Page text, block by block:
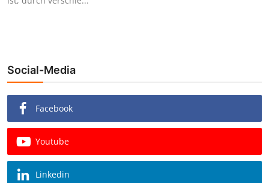
Social-Media
Facebook
Youtube
Linkedin